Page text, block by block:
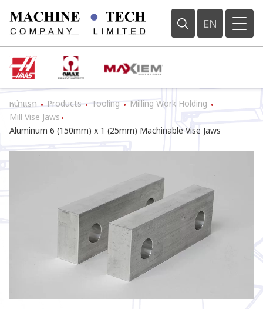
EN
หน้าแรก • Products • Tooling • Milling Work Holding •
Mill Vise Jaws •
Aluminum 6 (150mm) x 1 (25mm) Machinable Vise Jaws